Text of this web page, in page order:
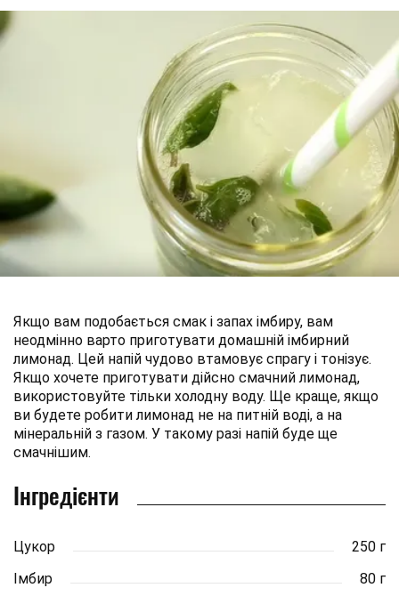
Якщо вам подобається смак і запах імбиру, вам
неодмінно варто приготувати домашній імбирний
лимонад. Цей напій чудово втамовує спрагу і тонізує.
Якщо хочете приготувати дійсно смачний лимонад,
використовуйте тільки холодну воду. Ще краще, якщо
ви будете робити лимонад не на питній воді, а на
мінеральній з газом. У такому разі напій буде ще
смачнішим.
Інгредієнти
Цукор
250 г
Імбир
80 г